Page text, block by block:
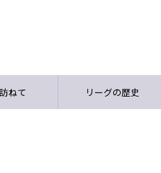
ねて リーグの歴史